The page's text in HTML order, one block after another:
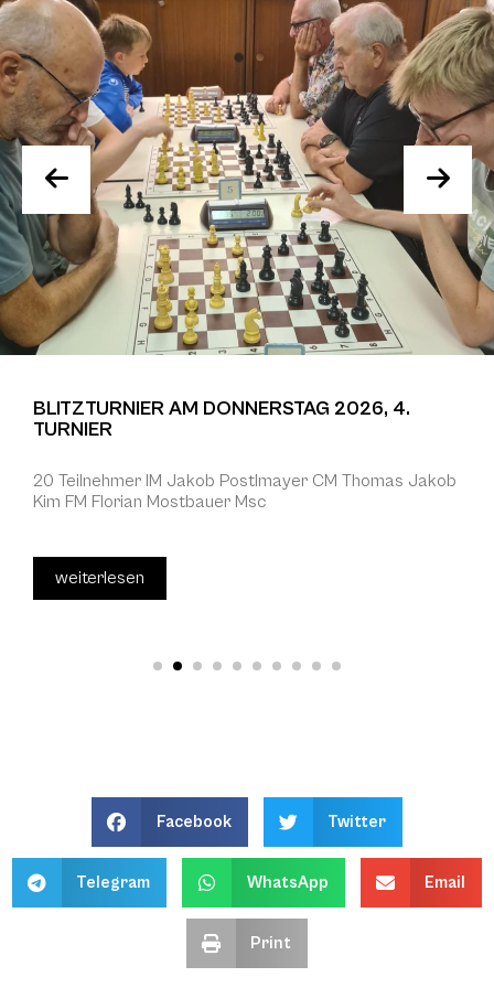
BLITZTURNIER AM DONNERSTAG 2026, 4.
TURNIER
20 Teilnehmer IM Jakob Postlmayer CM Thomas Jakob
Kim FM Florian Mostbauer Msc
weiterlesen
Facebook Twitter
Telegram WhatsApp Email
Print